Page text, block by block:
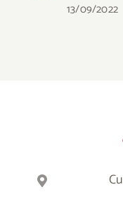
13/09/2022